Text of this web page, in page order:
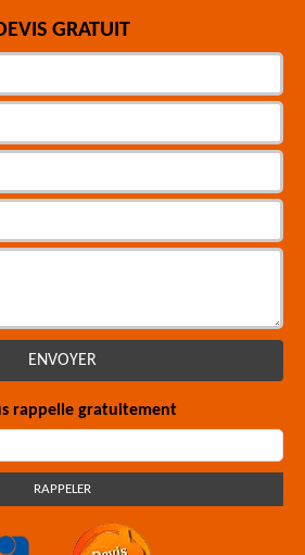
GRATUIT
rappelle gratuitement